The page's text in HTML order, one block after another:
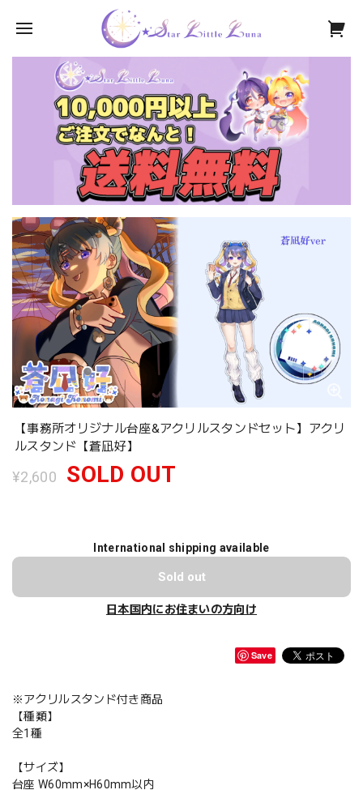
【事務所オリジナル台座&アクリルスタンドセット】アクリ
ルスタンド【蒼凪好】
¥2,600 SOLD OUT
International shipping available
Sold out
日本国内にお住まいの方向け
Save
※アクリルスタンド付き商品
【種類】
全1種
【サイズ】
台座 W60mm×H60mm以内